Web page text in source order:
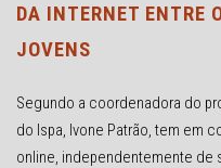
DA INTERNET ENTRE
JOVENS
Segundo a coordenadora do
do Ispa, Ivone Patrão, tem em
online, independentemente de